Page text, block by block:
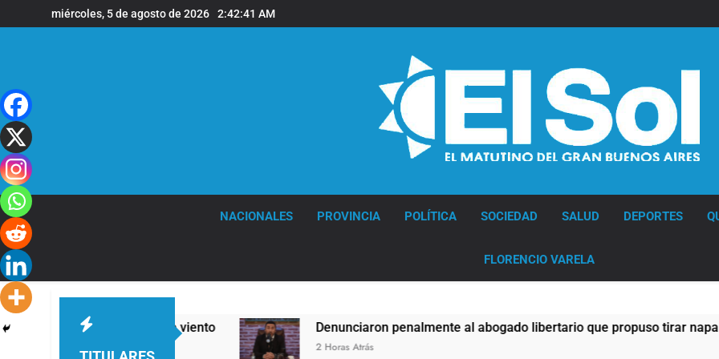
al
miércoles, 5 de agosto de 2026 2:42:42 AM
NACIONALES PROVINCIA POLÍTICA SOCIEDAD SALUD DEPORTES
FLORENCIO VARELA
fuertes ráfagas de viento Denunciaron penalmente al abogado libertario que propuso tirar napalm sobre
2 Horas Atrás